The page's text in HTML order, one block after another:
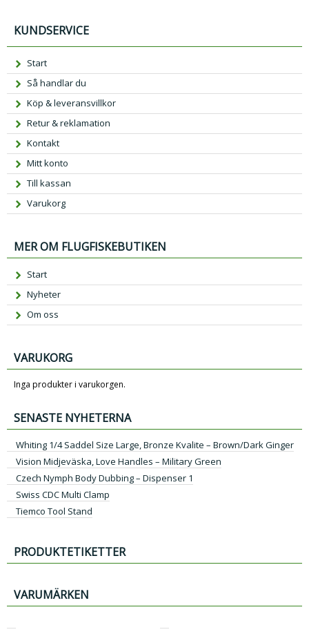
KUNDSERVICE
Start
Så handlar du
Köp & leveransvillkor
Retur & reklamation
Kontakt
Mitt konto
Till kassan
Varukorg
MER OM FLUGFISKEBUTIKEN
Start
Nyheter
Om oss
VARUKORG
Inga produkter i varukorgen.
SENASTE NYHETERNA
Whiting 1/4 Saddel Size Large, Bronze Kvalite – Brown/Dark Ginger
Vision Midjeväska, Love Handles – Military Green
Czech Nymph Body Dubbing – Dispenser 1
Swiss CDC Multi Clamp
Tiemco Tool Stand
PRODUKTETIKETTER
VARUMÄRKEN